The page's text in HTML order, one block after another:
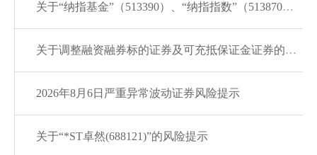
关于“纳指基金”（513390）、“纳指指数”（513870）的风险提示
关于调整融资融券标的证券及可充抵保证金证券的通知20260807
2026年8月6日严重异常波动证券风险提示
关于“*ST卓然(688121)”的风险提示